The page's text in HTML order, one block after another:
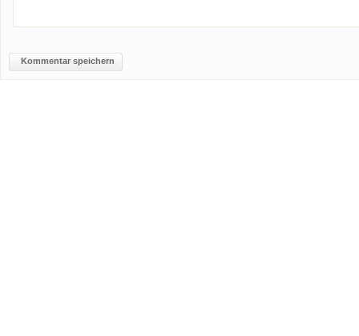
Kommentar speichern